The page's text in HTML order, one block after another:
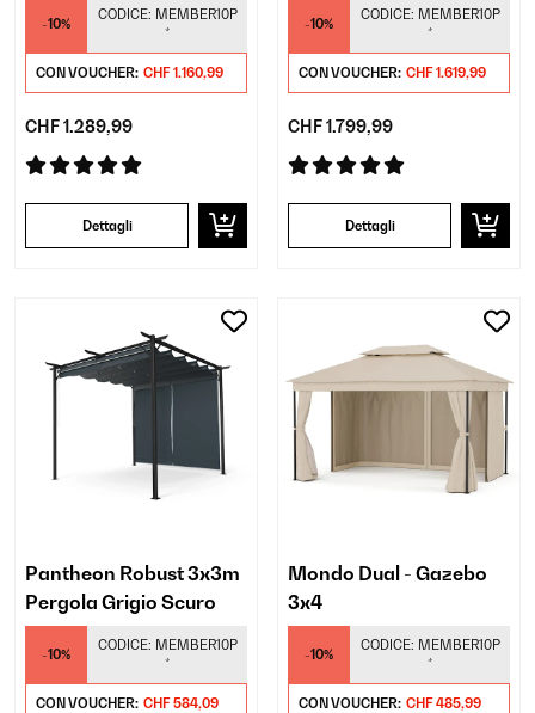
-10%
CODICE: MEMBER10P
*
CON VOUCHER: CHF 1.160,99
CHF 1.289,99
Dettagli
-10%
CODICE: MEMBER10P
*
CON VOUCHER: CHF 1.619,99
CHF 1.799,99
Dettagli
Pantheon Robust 3x3m
Pergola Grigio Scuro
-10%
CODICE: MEMBER10P
*
CON VOUCHER: CHF 584,09
Mondo Dual - Gazebo
3x4
-10%
CODICE: MEMBER10P
*
CON VOUCHER: CHF 485,99